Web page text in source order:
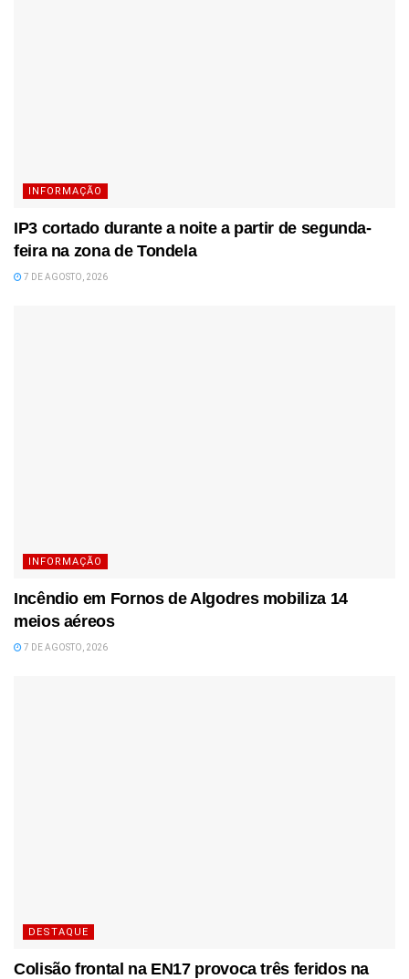
INFORMAÇÃO
IP3 cortado durante a noite a partir de segunda-
feira na zona de Tondela
7 DE AGOSTO, 2026
INFORMAÇÃO
Incêndio em Fornos de Algodres mobiliza 14
meios aéreos
7 DE AGOSTO, 2026
DESTAQUE
Colisão frontal na EN17 provoca três feridos na